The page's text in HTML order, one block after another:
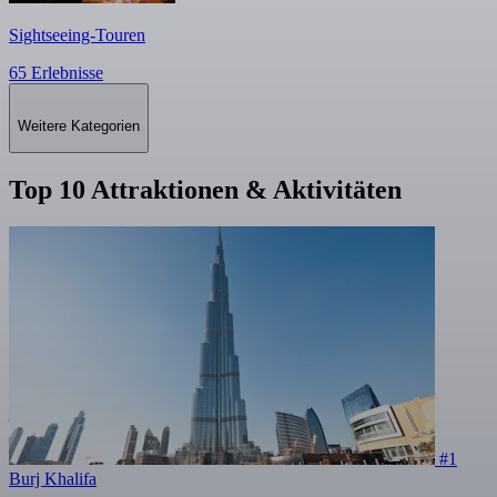
Sightseeing-Touren
65 Erlebnisse
Weitere Kategorien
Top 10 Attraktionen & Aktivitäten
#1
Burj Khalifa